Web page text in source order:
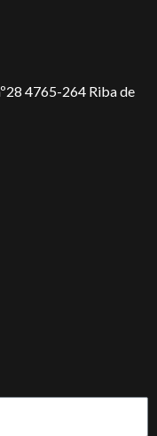
4765-264 Riba de